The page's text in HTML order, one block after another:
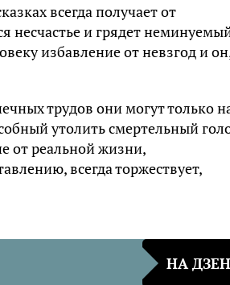
всегда получает от
несчастье и грядет
избавление от невзгод и
трудов они могут только
утолить смертельный
от реальной жизни,
всегда торжествует,
НА ДЗЕН